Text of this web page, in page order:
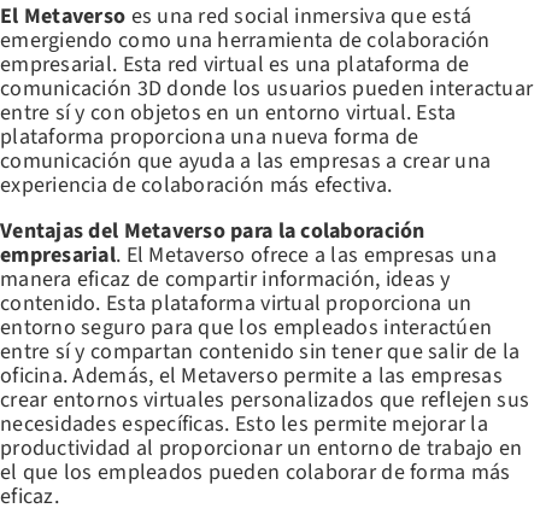
El Metaverso es una red social inmersiva que está
emergiendo como una herramienta de colaboración
empresarial. Esta red virtual es una plataforma de
comunicación 3D donde los usuarios pueden interactuar
entre sí y con objetos en un entorno virtual. Esta
plataforma proporciona una nueva forma de
comunicación que ayuda a las empresas a crear una
experiencia de colaboración más efectiva.
Ventajas del Metaverso para la colaboración
empresarial. El Metaverso ofrece a las empresas una
manera eficaz de compartir información, ideas y
contenido. Esta plataforma virtual proporciona un
entorno seguro para que los empleados interactúen
entre sí y compartan contenido sin tener que salir de la
oficina. Además, el Metaverso permite a las empresas
crear entornos virtuales personalizados que reflejen sus
necesidades específicas. Esto les permite mejorar la
productividad al proporcionar un entorno de trabajo en
el que los empleados pueden colaborar de forma más
eficaz.